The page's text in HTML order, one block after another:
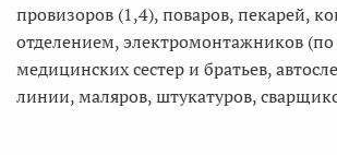
провизоров (1,4), поваров, пекарей,
отделением, электромонтажников
медицинских сестер и братьев,
линии, маляров, штукатуров,